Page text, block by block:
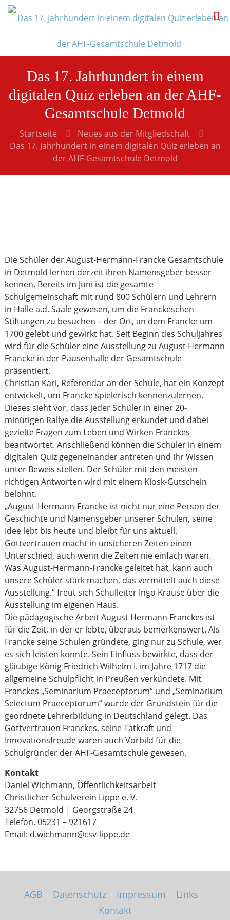
Das 17. Jahrhundert in einem
digitalen Quiz erleben an der AHF-
Gesamtschule Detmold
Startseite
Neues aus der Mitgliedschaft
Das 17. Jahrhundert in einem digitalen Quiz erleben an
der AHF-Gesamtschule Detmold
Die Schüler der August-Hermann-Francke Gesamtschule
in Detmold lernen derzeit ihren Namensgeber besser
kennen. Bereits im Juni ist die gesamte
Schulgemeinschaft mit rund 800 Schülern und Lehrern
in Halle a.d. Saale gewesen, um die Franckeschen
Stiftungen zu besuchen – der Ort, an dem Francke um
1700 gelebt und gewirkt hat. Seit Beginn des Schuljahres
wird für die Schüler eine Ausstellung zu August Hermann
Francke in der Pausenhalle der Gesamtschule
präsentiert.
Christian Kari, Referendar an der Schule, hat ein Konzept
entwickelt, um Francke spielerisch kennenzulernen.
Dieses sieht vor, dass jeder Schüler in einer 20-
minütigen Rallye die Ausstellung erkundet und dabei
gezielte Fragen zum Leben und Wirken Franckes
beantwortet. Anschließend können die Schüler in einem
digitalen Quiz gegeneinander antreten und ihr Wissen
unter Beweis stellen. Der Schüler mit den meisten
richtigen Antworten wird mit einem Kiosk-Gutschein
belohnt.
„August-Hermann-Francke ist nicht nur eine Person der
Geschichte und Namensgeber unserer Schulen, seine
Idee lebt bis heute und bleibt für uns aktuell.
Gottvertrauen macht in unsicheren Zeiten einen
Unterschied, auch wenn die Zeiten nie einfach waren.
Was August-Hermann-Francke geleitet hat, kann auch
unsere Schüler stark machen, das vermittelt auch diese
Ausstellung.“ freut sich Schulleiter Ingo Krause über die
Ausstellung im eigenen Haus.
Die pädagogische Arbeit August Hermann Franckes ist
für die Zeit, in der er lebte, überaus bemerkenswert. Als
Francke seine Schulen gründete, ging nur zu Schule, wer
es sich leisten konnte. Sein Einfluss bewirkte, dass der
gläubige König Friedrich Wilhelm I. im Jahre 1717 die
allgemeine Schulpflicht in Preußen verkündete. Mit
Franckes „Seminarium Praeceptorum“ und „Seminarium
Selectum Praeceptorum“ wurde der Grundstein für die
geordnete Lehrerbildung in Deutschland gelegt. Das
Gottvertrauen Franckes, seine Tatkraft und
Innovationsfreude waren auch Vorbild für die
Schulgründer der AHF-Gesamtschule gewesen.
Kontakt
Daniel Wichmann, Öffentlichkeitsarbeit
Christlicher Schulverein Lippe e. V.
32756 Detmold | Georgstraße 24
Telefon. 05231 – 921617
Email: d.wichmann@csv-lippe.de
AGB Datenschutz Impressum Links
Kontakt